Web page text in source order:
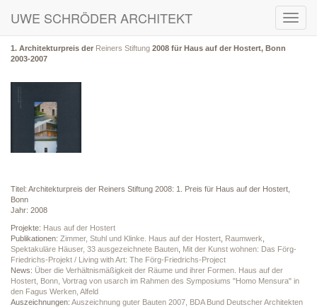
UWE SCHRÖDER ARCHITEKT
1. Architekturpreis der Reiners Stiftung 2008 für Haus auf der Hostert, Bonn
2003-2007
Titel: Architekturpreis der Reiners Stiftung 2008: 1. Preis für Haus auf der Hostert,
Bonn
Jahr: 2008
Projekte: Haus auf der Hostert
Publikationen: Zimmer, Stuhl und Klinke. Haus auf der Hostert Raumwerk
Spektakuläre Häuser, 33 ausgezeichnete Bauten Mit der Kunst wohnen: Das Förg-
Friedrichs-Projekt / Living with Art: The Förg-Friedrichs-Project
News: Über die Verhältnismäßigkeit der Räume und ihrer Formen. Haus auf der
Hostert, Bonn, Vortrag von usarch im Rahmen des Symposiums "Homo Mensura" in
den Fagus Werken, Alfeld
Auszeichnungen: Auszeichnung guter Bauten 2007, BDA Bund Deutscher Architekten